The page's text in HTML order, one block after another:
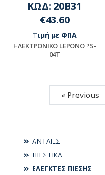
ΑΝΤΛΙΕΣ
ΠΙΕΣΤΙΚΑ
ΕΛΕΓΚΤΕΣ ΠΙΕΣΗΣ
ΚΩΔ: 20B31
€43.60
Τιμή με ΦΠΑ
HΛEKTPONIKO LEPONO PS-
04T
« Previous